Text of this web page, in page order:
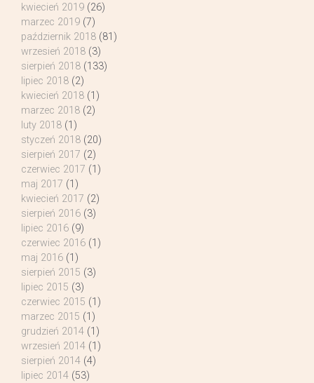
kwiecień 2019 (26)
marzec 2019 (7)
październik 2018 (81)
wrzesień 2018 (3)
sierpień 2018 (133)
lipiec 2018 (2)
kwiecień 2018 (1)
marzec 2018 (2)
luty 2018 (1)
styczeń 2018 (20)
sierpień 2017 (2)
czerwiec 2017 (1)
maj 2017 (1)
kwiecień 2017 (2)
sierpień 2016 (3)
lipiec 2016 (9)
czerwiec 2016 (1)
maj 2016 (1)
sierpień 2015 (3)
lipiec 2015 (3)
czerwiec 2015 (1)
marzec 2015 (1)
grudzień 2014 (1)
wrzesień 2014 (1)
sierpień 2014 (4)
lipiec 2014 (53)